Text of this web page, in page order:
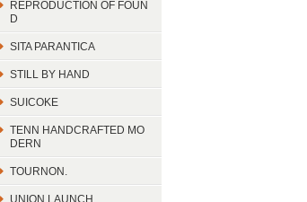
REPRODUCTION OF FOUN
D
SITA PARANTICA
STILL BY HAND
SUICOKE
TENN HANDCRAFTED MO
DERN
TOURNON.
UNION LAUNCH